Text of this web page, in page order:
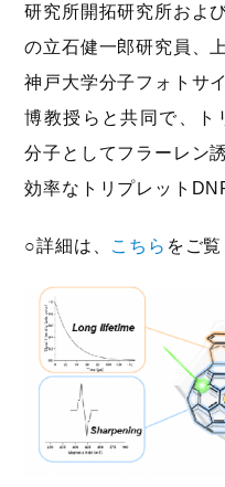
研究所開拓研究所およ
の立石健一郎研究員、
神戸大学分子フォトサ
博教授らと共同で、ト
分子としてフラーレン
効率なトリプレット
○詳細は、 こちら をご覧